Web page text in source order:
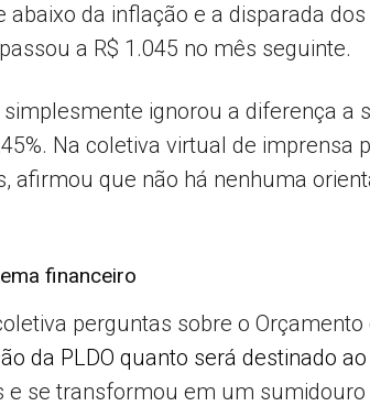
da inflação e a disparada
a R$ 1.045 no mês seguinte.
ignorou a diferença a
Na coletiva virtual de imprensa
afirmou que não há nenhuma
financeiro
perguntas sobre o
da PLDO quanto será destinado
se transformou em um